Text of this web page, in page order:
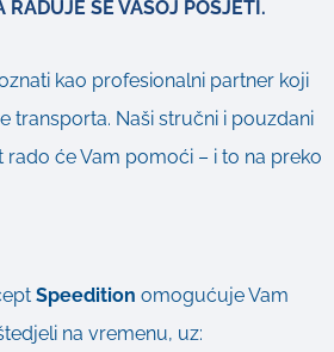
SE VAŠOJ POSJETI.
kao profesionalni partner koji
transporta. Naši stručni i pouzdani
rado će Vam pomoći – i to na preko
Speedition omogućuje Vam
na vremenu, uz: